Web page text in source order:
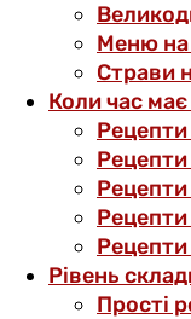
Меню
Страви
Коли час
Рецепти
Рівень
Прості